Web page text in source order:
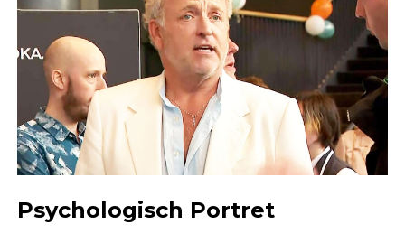
Psychologisch Portret